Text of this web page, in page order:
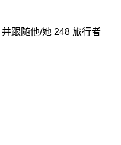
并跟随他/她 248 旅行者